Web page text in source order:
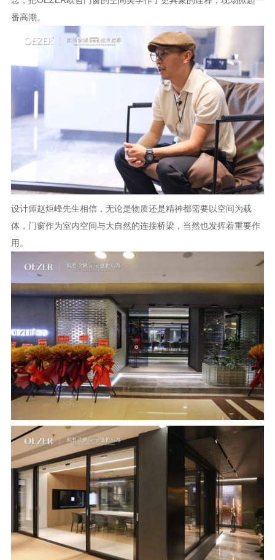
番高潮。
设计师赵炬峰先生相信，无论是物质还是精神都需要以空间为载
体，门窗作为室内空间与大自然的连接桥梁，当然也发挥着重要作
用。